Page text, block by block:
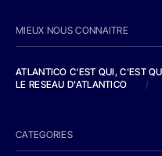
MIEUX NOUS CONNAITRE
ATLANTICO C'EST QUI, C'EST
LE RESEAU D'ATLANTICO
/
CATEGORIES